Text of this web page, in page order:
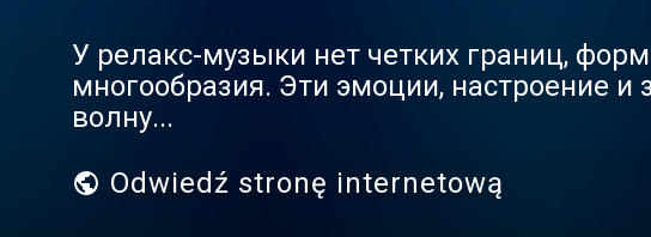
У релакс-музыки нет четких границ,
многообразия. Эти эмоции, настроение
волну...
Odwiedź stronę internetową